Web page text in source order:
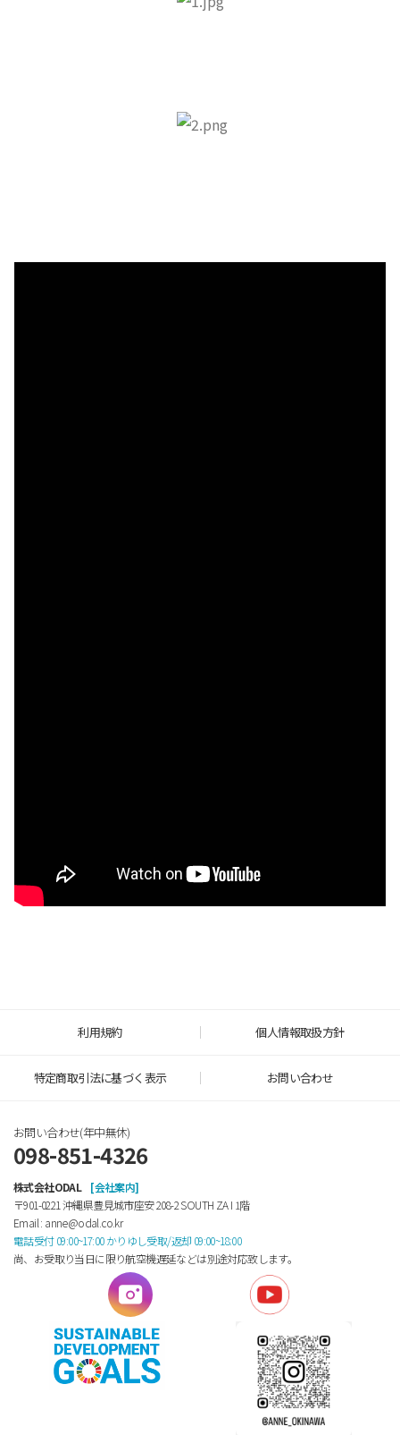
利用規約 個人情報取扱方針
特定商取引法に基づく表示 お問い合わせ
お問い合わせ(年中無休)
098-851-4326
株式会社ODAL
[会社案内]
〒901-0221 沖縄県豊見城市座安 208-2 SOUTH ZA Ⅰ 1階
Email : anne@odal.co.kr
電話受付 09:00~17:00 かりゆし受取/返却 09:00~18:00
尚、お受取り当日に限り航空機遅延などは別途対応致します。